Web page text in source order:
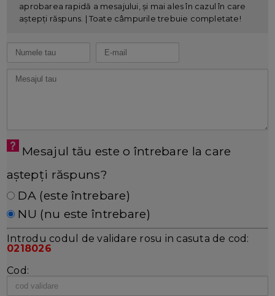
aprobarea rapidă a mesajului, și mai ales în cazul în care
aștepți răspuns. | Toate câmpurile trebuie completate!
Mesajul tău este o întrebare la care
aștepți răspuns?
DA (este întrebare)
NU (nu este întrebare)
Introdu codul de validare rosu in casuta de cod:
0218026
Cod: